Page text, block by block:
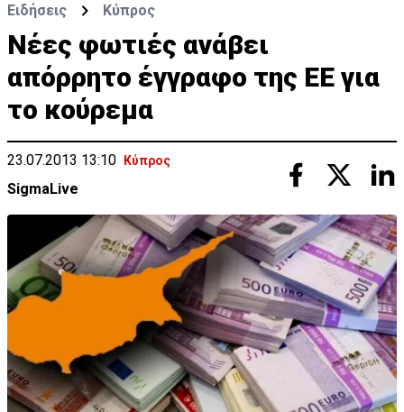
Ειδήσεις Κύπρος
Νέες φωτιές ανάβει
απόρρητο έγγραφο της ΕΕ για
το κούρεμα
23.07.2013 13:10 Κύπρος
SigmaLive